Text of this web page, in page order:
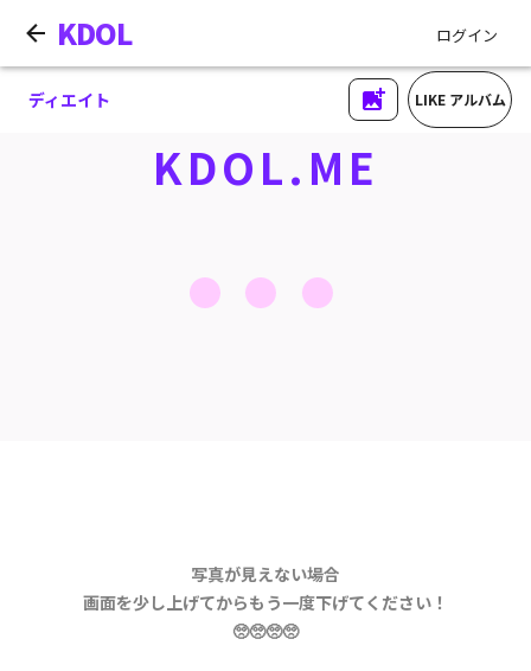
KDOL ログイン
ディエイト LIKE アルバム
KDOL.ME
写真が見えない場合
画面を少し上げてからもう一度下げてください！
🥺🥺🥺🥺